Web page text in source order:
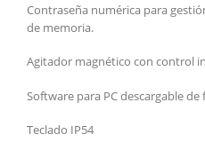
Contraseña numérica para
de memoria.
Agitador magnético con control
Software para PC descargable
Teclado IP54